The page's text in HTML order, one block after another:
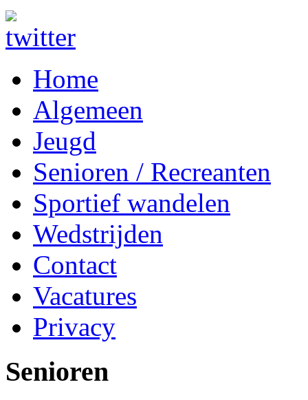
Home
Algemeen
Jeugd
Senioren / Recreanten
Sportief wandelen
Wedstrijden
Contact
Vacatures
Privacy
Senioren